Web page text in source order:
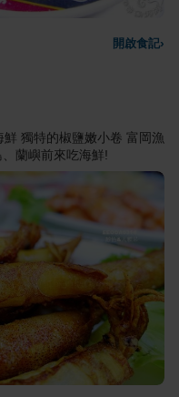
開啟食記›
獨特的椒鹽嫩小卷 富岡漁
蘭嶼前來吃海鮮!